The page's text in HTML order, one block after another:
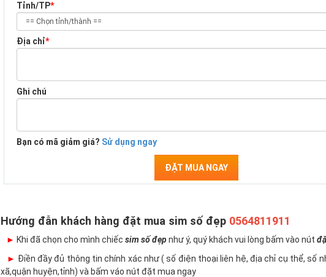
Tỉnh/TP*
Địa chỉ*
Ghi chú
Bạn có mã giảm giá? Sử dụng ngay
ĐẶT MUA NGAY
Hướng đẫn khách hàng đặt mua sim số đẹp 0564811911
► Khi đã chọn cho mình chiếcsim số đẹpnhư ý, quý khách vui lòng bấm vào nút
► Điền đầy đủ thông tin chính xác như ( số điện thoại liên hệ, địa chỉ cụ thể, số
xã,quận huyện,tỉnh) và bấm váo nút đặt mua ngay